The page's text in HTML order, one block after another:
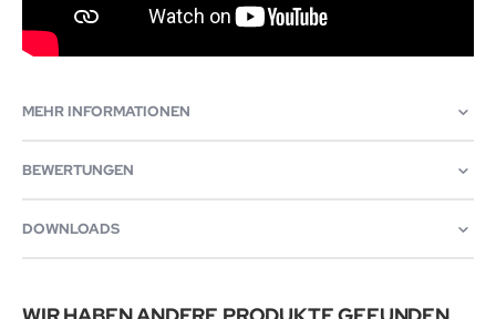
MEHR INFORMATIONEN
BEWERTUNGEN
DOWNLOADS